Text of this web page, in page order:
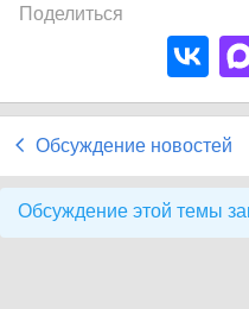
Поделиться
Обсуждение новостей
Обсуждение этой темы